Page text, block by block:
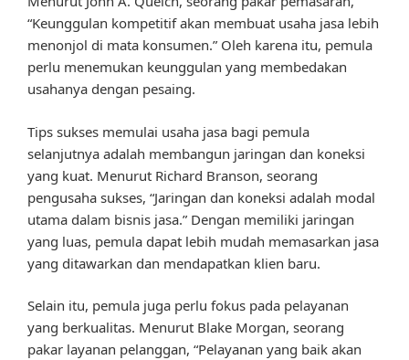
“Keunggulan kompetitif akan membuat usaha jasa lebih
menonjol di mata konsumen.” Oleh karena itu, pemula
perlu menemukan keunggulan yang membedakan
usahanya dengan pesaing.
Tips sukses memulai usaha jasa bagi pemula
selanjutnya adalah membangun jaringan dan koneksi
yang kuat. Menurut Richard Branson, seorang
pengusaha sukses, “Jaringan dan koneksi adalah modal
utama dalam bisnis jasa.” Dengan memiliki jaringan
yang luas, pemula dapat lebih mudah memasarkan jasa
yang ditawarkan dan mendapatkan klien baru.
Selain itu, pemula juga perlu fokus pada pelayanan
yang berkualitas. Menurut Blake Morgan, seorang
pakar layanan pelanggan, “Pelayanan yang baik akan